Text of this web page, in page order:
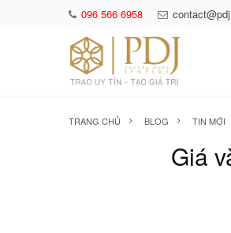
096 566 6958
TRANG CHỦ BLOG TIN MỚI
Giá